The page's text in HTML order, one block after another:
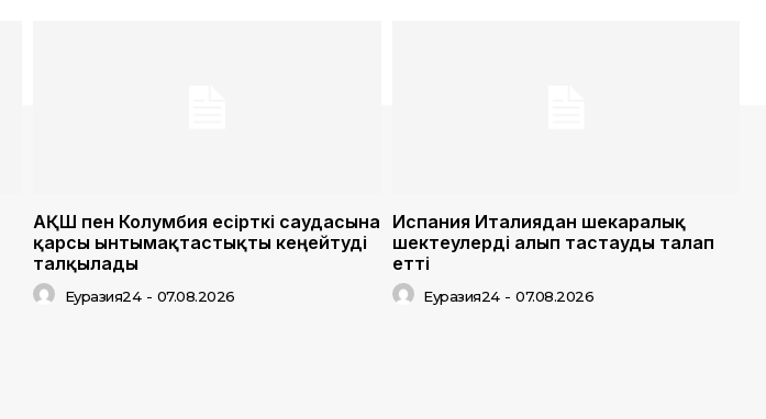
АҚШ пен Колумбия есірткі саудасына
қарсы ынтымақтастықты кеңейтуді
талқылады
Еуразия24 - 07.08.2026
Испания Италиядан шекаралық
шектеулерді алып тастауды талап
етті
Еуразия24 - 07.08.2026